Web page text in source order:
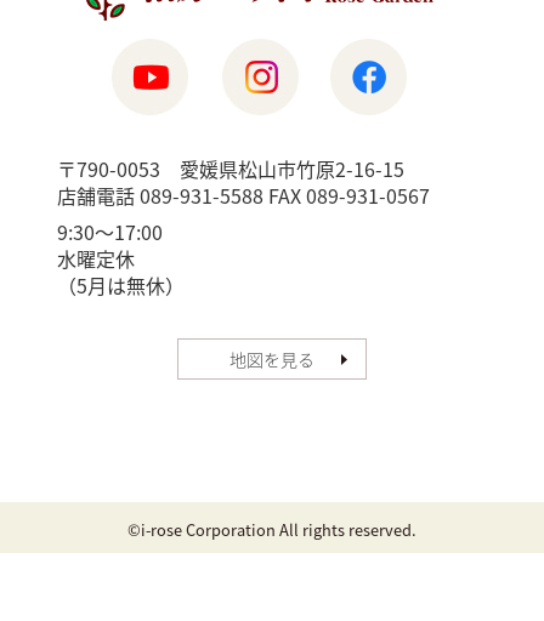
〒790-0053 愛媛県松山市竹原2-16-15
店舗電話 089-931-5588 FAX 089-931-0567
9:30〜17:00
水曜定休
（5月は無休）
地図を見る
©i-rose Corporation All rights reserved.